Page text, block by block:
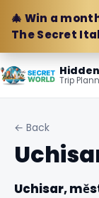
🎄 Win a
The Secret
Trip
← Back
Uchisar,